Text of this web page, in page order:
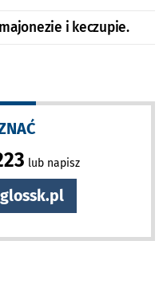
i keczupie.
lub napisz